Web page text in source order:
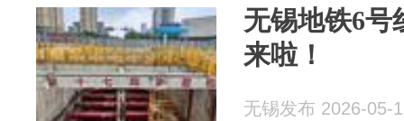
无锡地铁6号
来啦！
无锡发布 2026-05-